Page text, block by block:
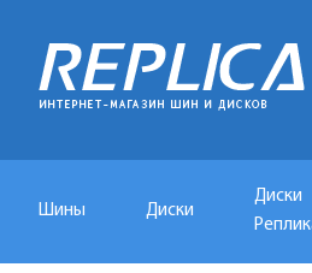
Шины Диски
Диски